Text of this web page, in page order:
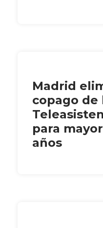
Madrid
copago de
para
años